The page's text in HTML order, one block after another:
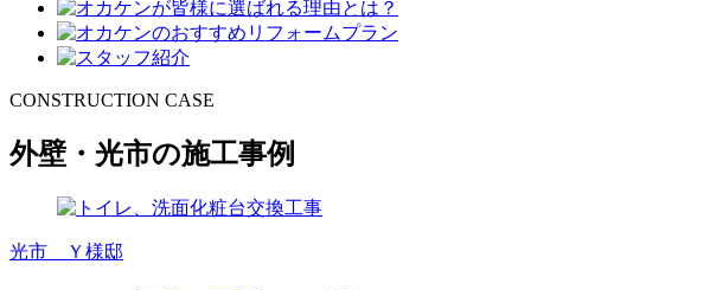
CONSTRUCTION CASE
外壁・光市の施工事例
光市 Ｙ様邸